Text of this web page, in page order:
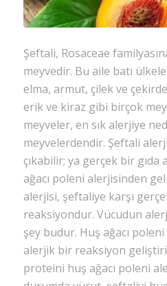
Şeftali, Rosaceae
meyvedir. Bu aile batı
elma, armut, çilek ve
erik ve kiraz gibi birçok
meyveler, en sık alerjiye
meyvelerdendir. Şeftali
çıkabilir; ya gerçek bir gıda
ağacı poleni alerjisinden
alerjisi, şeftaliye karşı
reaksiyondur. Vücudun
şey budur. Huş ağacı
alerjik bir reaksiyon
proteini huş ağacı poleni